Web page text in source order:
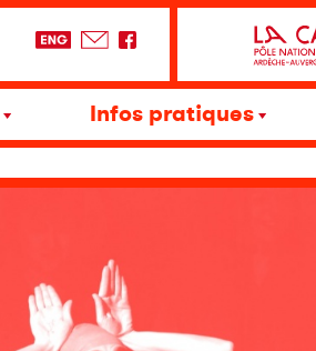
Infos pratiques